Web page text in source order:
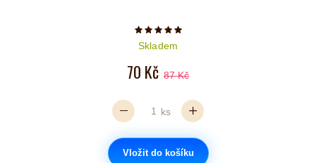
Počet hvězdiček je 5 z 5
Skladem
70 Kč 87 Kč
ks
Vložit do košíku